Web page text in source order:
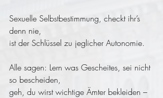
Sexuelle Selbstbestimmung, checkt ihr’s
denn nie,
ist der Schlüssel zu jeglicher Autonomie.
Alle sagen: Lern was Gescheites, sei nicht
so bescheiden,
geh, du wirst wichtige Ämter bekleiden –